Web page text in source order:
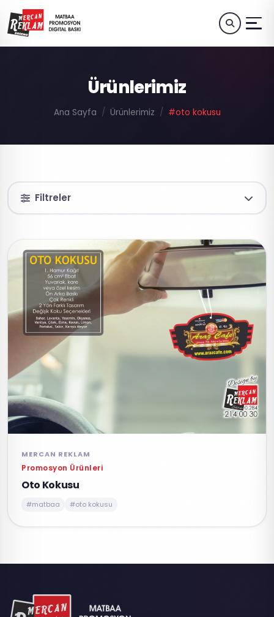
Ürünlerimiz
Ana Sayfa Ürünlerimiz #oto kokusu
Filtreler
MERCAN REKLAM
Promosyon Ürünleri
Oto Kokusu
#matbaa #oto kokusu